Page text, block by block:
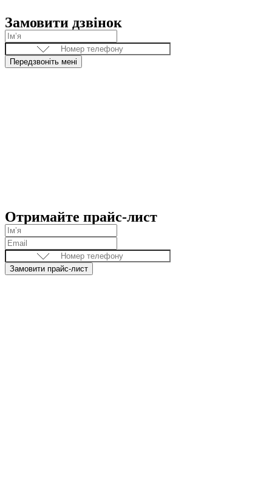
Замовити дзвінок
Передзвоніть мені
Отримайте прайс-лист
Замовити прайс-лист